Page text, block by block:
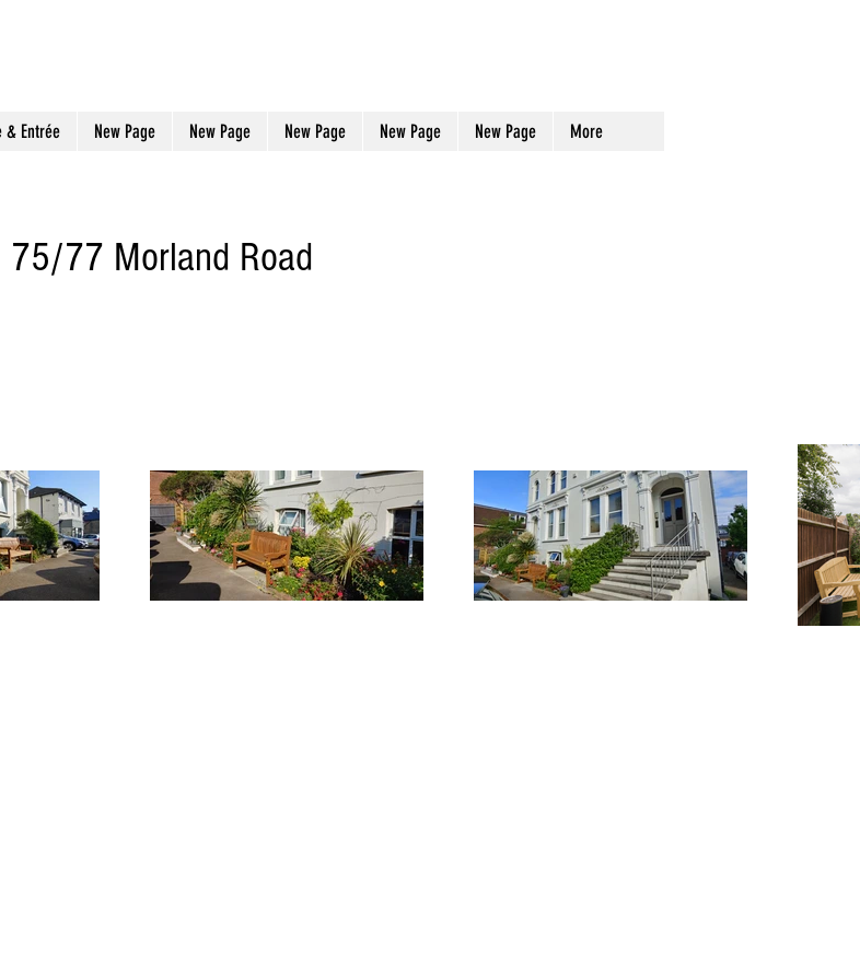
& Entrée New Page New Page New Page New Page New Page More
75/77 Morland Road